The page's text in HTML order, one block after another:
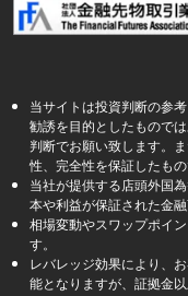
当サイトは投資判断の参
勧誘を目的としたもので
判断でお願い致します。
性、完全性を保証したもの
当社が提供する店頭外国
本や利益が保証された金融
相場変動やスワップポイ
す。
レバレッジ効果により、
能となりますが、証拠金